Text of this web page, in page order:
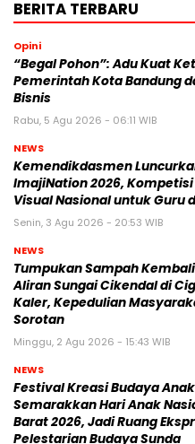
BERITA TERBARU
Opini
“Begal Pohon”: Adu Kuat
Pemerintah Kota Bandung
Bisnis
Rabu, 5 Agu 2026 - 06:11 WIB
NEWS
Kemendikdasmen
ImajiNation 2026,
Visual Nasional untuk Guru
Senin, 3 Agu 2026 - 20:53 WIB
NEWS
Tumpukan Sampah
Aliran Sungai Cikendal di
Kaler, Kepedulian
Sorotan
Minggu, 2 Agu 2026 - 15:43 WIB
NEWS
Festival Kreasi Budaya Anak
Semarakkan Hari Anak
Barat 2026, Jadi Ruang
Pelestarian Budaya Sunda